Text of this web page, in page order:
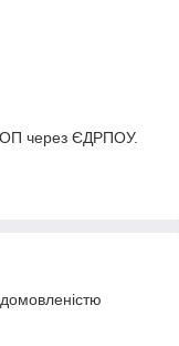
через ЄДРПОУ.